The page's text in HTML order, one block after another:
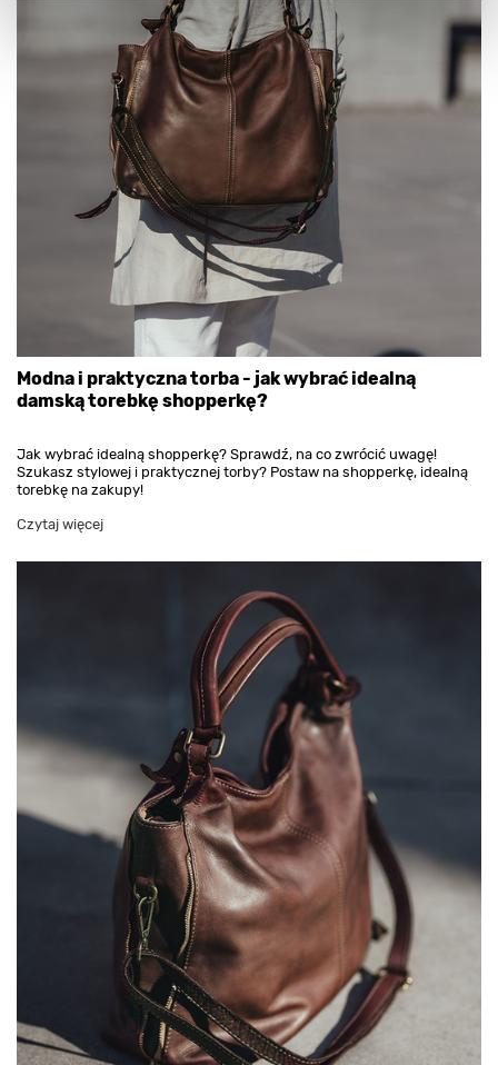
Modna i praktyczna torba - jak wybrać idealną
damską torebkę shopperkę?
Jak wybrać idealną shopperkę? Sprawdź, na co zwrócić uwagę!
Szukasz stylowej i praktycznej torby? Postaw na shopperkę, idealną
torebkę na zakupy!
Czytaj więcej